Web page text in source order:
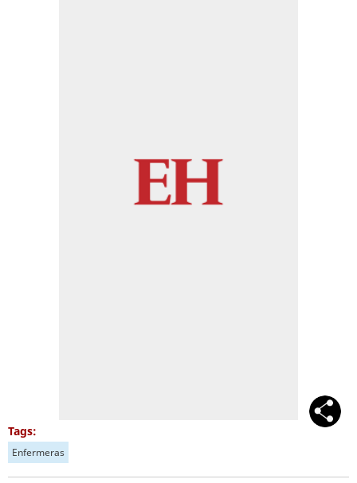
Tags:
Enfermeras